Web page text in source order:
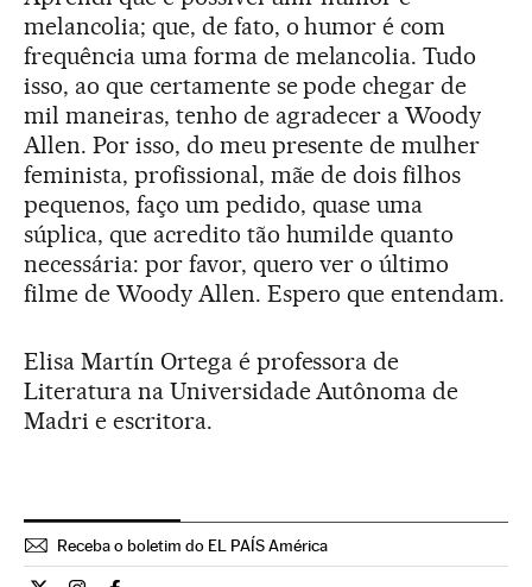
melancolia; que, de fato, o humor é com
frequência uma forma de melancolia. Tudo
isso, ao que certamente se pode chegar de
mil maneiras, tenho de agradecer a Woody
Allen. Por isso, do meu presente de mulher
feminista, profissional, mãe de dois filhos
pequenos, faço um pedido, quase uma
súplica, que acredito tão humilde quanto
necessária: por favor, quero ver o último
filme de Woody Allen. Espero que entendam.
Elisa Martín Ortega é professora de
Literatura na Universidade Autônoma de
Madri e escritora.
Receba o boletim do EL PAÍS América